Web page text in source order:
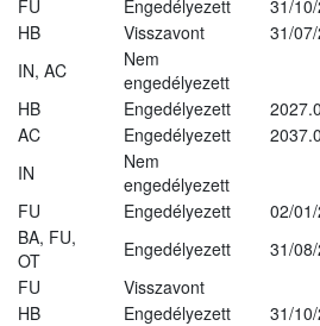
FU Engedélyezett
31/
HB Visszavont
31/
IN, AC
Nem
engedélyezett
HB Engedélyezett
AC Engedélyezett
IN
Nem
engedélyezett
FU Engedélyezett
02/
BA, FU,
OT
Engedélyezett
31/
FU
Visszavont
HB Engedélyezett
31/